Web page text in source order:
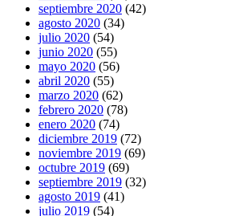
septiembre 2020 (42)
agosto 2020 (34)
julio 2020 (54)
junio 2020 (55)
mayo 2020 (56)
abril 2020 (55)
marzo 2020 (62)
febrero 2020 (78)
enero 2020 (74)
diciembre 2019 (72)
noviembre 2019 (69)
octubre 2019 (69)
septiembre 2019 (32)
agosto 2019 (41)
julio 2019 (54)